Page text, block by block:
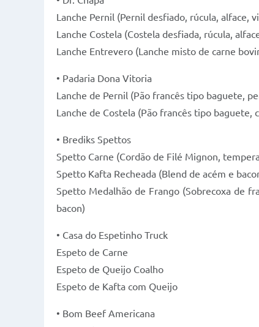
Lanche Pernil (Pernil desfiado, rúcula, alface,
Lanche Costela (Costela desfiada, rúcula,
Lanche Entrevero (Lanche misto de carne
• Padaria Dona Vitoria
Lanche de Pernil (Pão francês tipo baguete,
Lanche de Costela (Pão francês tipo
• Brediks Spettos
Spetto Carne (Cordão de Filé Mignon,
Spetto Kafta Recheada (Blend de acém e
Spetto Medalhão de Frango (Sobrecoxa de
bacon)
• Casa do Espetinho Truck
Espeto de Carne
Espeto de Queijo Coalho
Espeto de Kafta com Queijo
• Bom Beef Americana